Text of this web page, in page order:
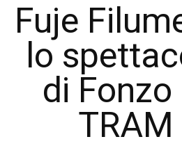
Fuje
lo
di Fonzo
TRAM